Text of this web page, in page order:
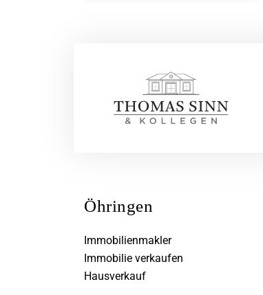
Öhringen
Immobilienmakler
Immobilie verkaufen
Hausverkauf